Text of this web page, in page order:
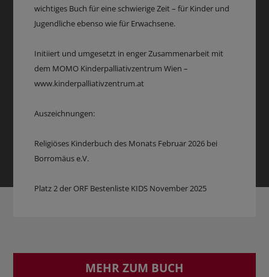
wichtiges Buch für eine schwierige Zeit – für Kinder und
Jugendliche ebenso wie für Erwachsene.
Initiiert und umgesetzt in enger Zusammenarbeit mit
dem MOMO Kinderpalliativzentrum Wien –
www.kinderpalliativzentrum.at
Auszeichnungen:
Religiöses Kinderbuch des Monats Februar 2026 bei
Borromäus e.V.
Platz 2 der ORF Bestenliste KIDS November 2025
MEHR ZUM BUCH